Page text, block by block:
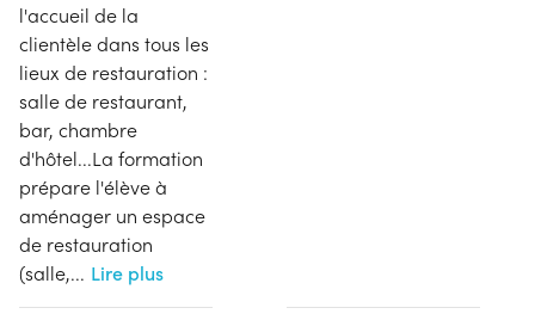
l'accueil de la
clientèle dans tous les
lieux de restauration :
salle de restaurant,
bar, chambre
d'hôtel...La formation
prépare l'élève à
aménager un espace
de restauration
(salle,... Lire plus